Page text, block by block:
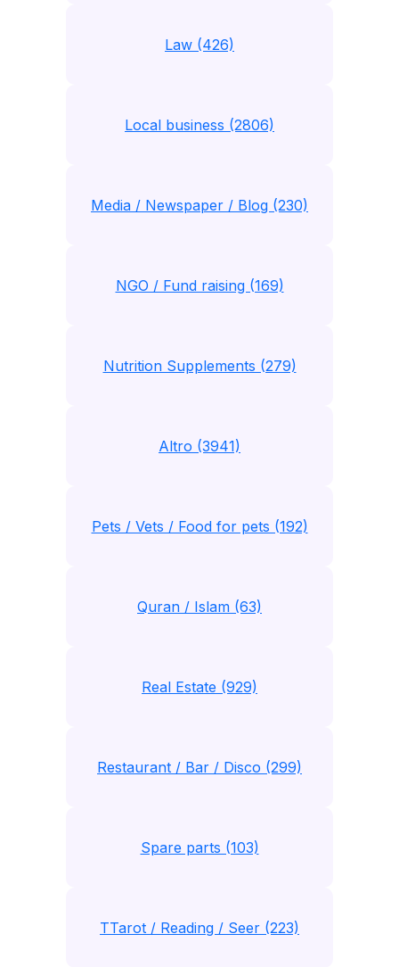
Law (426)
Local business (2806)
Media / Newspaper / Blog (230)
NGO / Fund raising (169)
Nutrition Supplements (279)
Altro (3941)
Pets / Vets / Food for pets (192)
Quran / Islam (63)
Real Estate (929)
Restaurant / Bar / Disco (299)
Spare parts (103)
TTarot / Reading / Seer (223)